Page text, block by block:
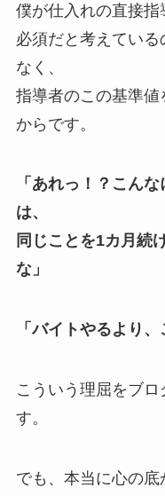
僕が仕入れの直接
必須だと考えてい
なく、
指導者のこの基準
からです。
「あれっ！？こん
は、
同じことを1カ月続
な」
「バイトやるより
こういう理屈をブ
す。
でも、本当に心の